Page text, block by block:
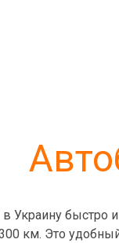
Украину быстро
км. Это